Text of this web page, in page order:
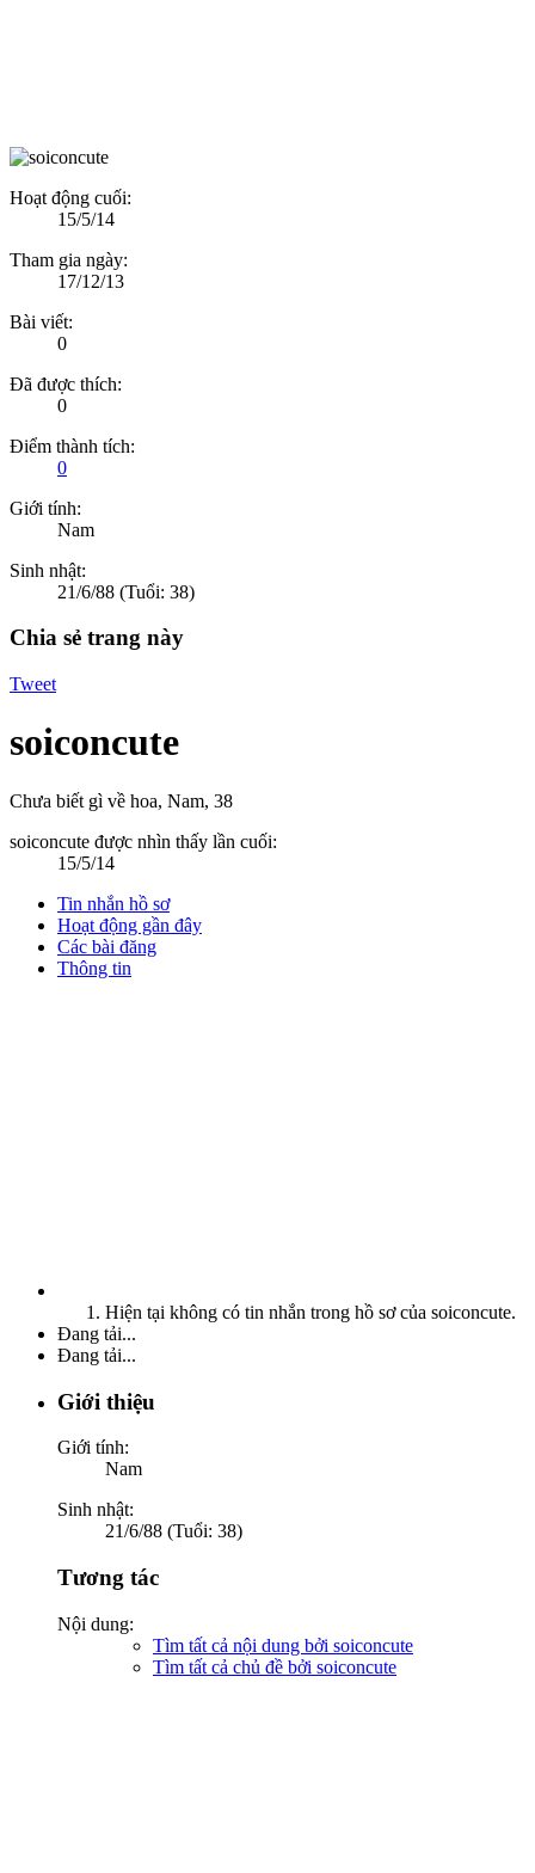
Hoạt động cuối:
15/5/14
Tham gia ngày:
17/12/13
Bài viết:
0
Đã được thích:
0
Điểm thành tích:
0
Giới tính:
Nam
Sinh nhật:
21/6/88 (Tuổi: 38)
Chia sẻ trang này
Tweet
soiconcute
Chưa biết gì về hoa, Nam, 38
soiconcute được nhìn thấy lần cuối:
15/5/14
Tin nhắn hồ sơ
Hoạt động gần đây
Các bài đăng
Thông tin
Hiện tại không có tin nhắn trong hồ sơ của soiconcute.
Đang tải...
Đang tải...
Giới thiệu
Giới tính:
Nam
Sinh nhật:
21/6/88 (Tuổi: 38)
Tương tác
Nội dung:
Tìm tất cả nội dung bởi soiconcute
Tìm tất cả chủ đề bởi soiconcute